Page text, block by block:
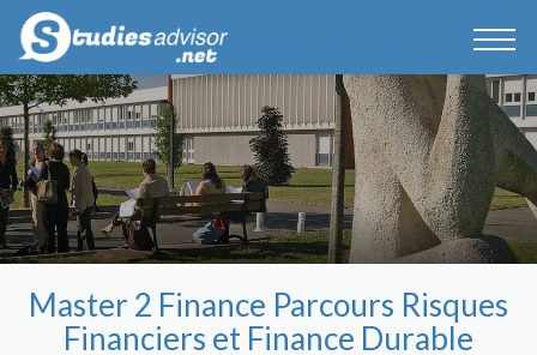
Master 2 Finance Parcours Risques
Financiers et Finance Durable